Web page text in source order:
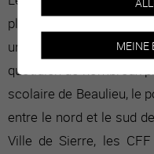
plusieurs années, en
une moyenne de
quotidien de nombreux
scolaire de Beaulieu, le
entre le nord et le sud
Ville de Sierre, les
MEINE